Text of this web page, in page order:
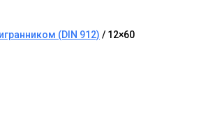
(DIN 912) / 12×60